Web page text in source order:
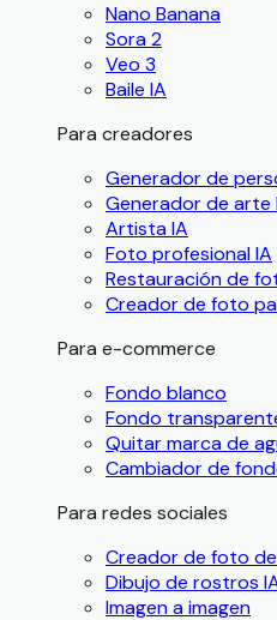
Nano Banana
Sora 2
Veo 3
Baile IA
Para creadores
Generador de
Generador de arte
Artista IA
Foto profesional IA
Restauración de
Creador de foto
Para e-commerce
Fondo blanco
Fondo
Quitar marca de
Cambiador de
Para redes sociales
Creador de foto
Dibujo de rostros
Imagen a imagen